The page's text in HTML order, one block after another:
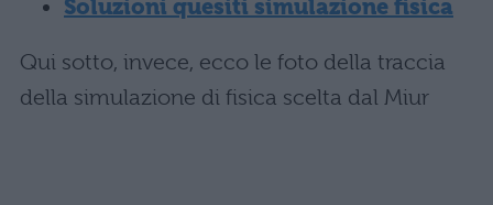
Soluzioni quesiti simulazione fisica
Qui sotto, invece, ecco le foto della traccia
della simulazione di fisica scelta dal Miur